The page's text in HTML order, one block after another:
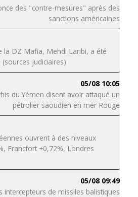
des "contre-mesures" après des
sanctions américaines
la DZ Mafia, Mehdi Laribi, a été
judiciaires)
05/08 10:05
du Yémen disent avoir attaqué un
pétrolier saoudien en mer Rouge
ouvrent à des niveaux
Francfort +0,72%, Londres
05/08 09:49
intercepteurs de missiles balistiques